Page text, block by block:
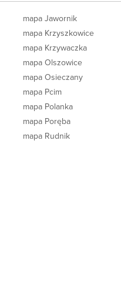
mapa Jawornik
mapa Krzyszkowice
mapa Krzywaczka
mapa Olszowice
mapa Osieczany
mapa Pcim
mapa Polanka
mapa Poręba
mapa Rudnik